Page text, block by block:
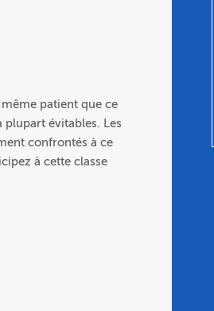
patient que ce
évitables. Les
confrontés à ce
à cette classe